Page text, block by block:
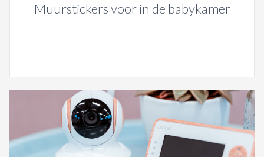
Muurstickers voor in de babykamer